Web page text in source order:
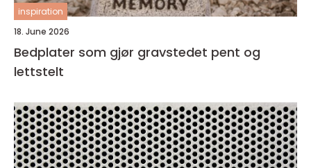
inspiration
18. June 2026
Bedplater som gjør gravstedet pent og
lettstelt